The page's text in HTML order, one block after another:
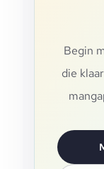
Begin
die